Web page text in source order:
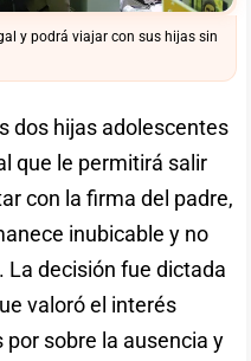
y podrá viajar con sus hijas sin
dos hijas adolescentes
que le permitirá salir
con la firma del padre,
inubicable y no
La decisión fue dictada
valoró el interés
sobre la ausencia y